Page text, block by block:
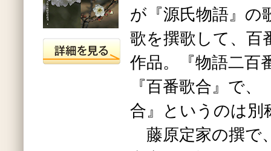
が『源氏物語』の
歌を撰歌して、百
作品。『物語二百
『百番歌合』で
合』というのは別
藤原定家の撰で